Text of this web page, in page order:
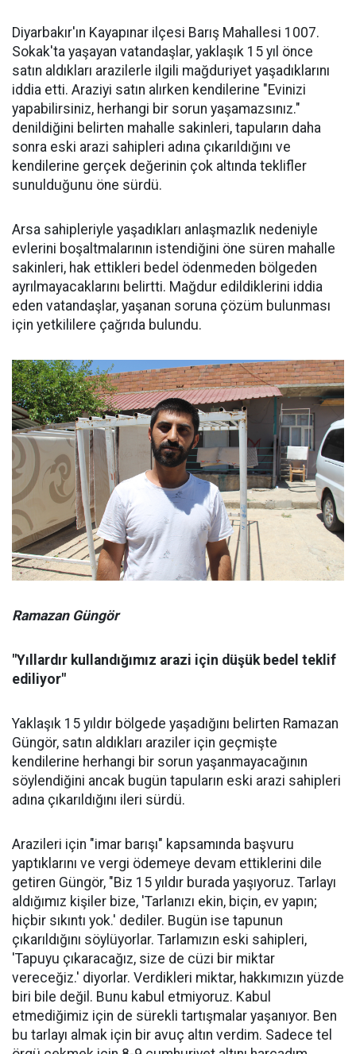
Diyarbakır'ın Kayapınar ilçesi Barış Mahallesi 1007.
Sokak'ta yaşayan vatandaşlar, yaklaşık 15 yıl önce
satın aldıkları arazilerle ilgili mağduriyet yaşadıklarını
iddia etti. Araziyi satın alırken kendilerine "Evinizi
yapabilirsiniz, herhangi bir sorun yaşamazsınız."
denildiğini belirten mahalle sakinleri, tapuların daha
sonra eski arazi sahipleri adına çıkarıldığını ve
kendilerine gerçek değerinin çok altında teklifler
sunulduğunu öne sürdü.
Arsa sahipleriyle yaşadıkları anlaşmazlık nedeniyle
evlerini boşaltmalarının istendiğini öne süren mahalle
sakinleri, hak ettikleri bedel ödenmeden bölgeden
ayrılmayacaklarını belirtti. Mağdur edildiklerini iddia
eden vatandaşlar, yaşanan soruna çözüm bulunması
için yetkililere çağrıda bulundu.
Ramazan Güngör
"Yıllardır kullandığımız arazi için düşük bedel teklif
ediliyor"
Yaklaşık 15 yıldır bölgede yaşadığını belirten Ramazan
Güngör, satın aldıkları araziler için geçmişte
kendilerine herhangi bir sorun yaşanmayacağının
söylendiğini ancak bugün tapuların eski arazi sahipleri
adına çıkarıldığını ileri sürdü.
Arazileri için "imar barışı" kapsamında başvuru
yaptıklarını ve vergi ödemeye devam ettiklerini dile
getiren Güngör, "Biz 15 yıldır burada yaşıyoruz. Tarlayı
aldığımız kişiler bize, 'Tarlanızı ekin, biçin, ev yapın;
hiçbir sıkıntı yok.' dediler. Bugün ise tapunun
çıkarıldığını söylüyorlar. Tarlamızın eski sahipleri,
'Tapuyu çıkaracağız, size de cüzi bir miktar
vereceğiz.' diyorlar. Verdikleri miktar, hakkımızın yüzde
biri bile değil. Bunu kabul etmiyoruz. Kabul
etmediğimiz için de sürekli tartışmalar yaşanıyor. Ben
bu tarlayı almak için bir avuç altın verdim. Sadece tel